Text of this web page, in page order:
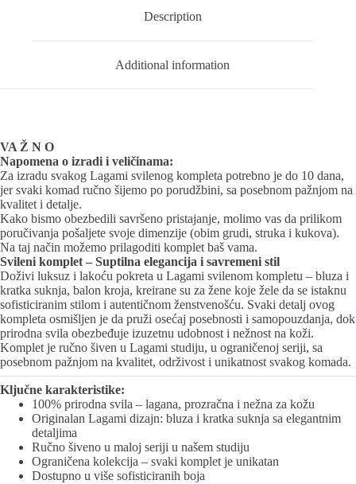
Description
Additional information
VA Ž N O
Napomena o izradi i veličinama:
Za izradu svakog Lagami svilenog kompleta potrebno je do 10 dana,
jer svaki komad ručno šijemo po porudžbini, sa posebnom pažnjom na
kvalitet i detalje.
Kako bismo obezbedili savršeno pristajanje, molimo vas da prilikom
poručivanja pošaljete svoje dimenzije (obim grudi, struka i kukova).
Na taj način možemo prilagoditi komplet baš vama.
Svileni komplet – Suptilna elegancija i savremeni stil
Doživi luksuz i lakoću pokreta u Lagami svilenom kompletu – bluza i
kratka suknja, balon kroja, kreirane su za žene koje žele da se istaknu
sofisticiranim stilom i autentičnom ženstvenošću. Svaki detalj ovog
kompleta osmišljen je da pruži osećaj posebnosti i samopouzdanja, dok
prirodna svila obezbeđuje izuzetnu udobnost i nežnost na koži.
Komplet je ručno šiven u Lagami studiju, u ograničenoj seriji, sa
posebnom pažnjom na kvalitet, održivost i unikatnost svakog komada.
Ključne karakteristike:
100% prirodna svila – lagana, prozračna i nežna za kožu
Originalan Lagami dizajn: bluza i kratka suknja sa elegantnim
detaljima
Ručno šiveno u maloj seriji u našem studiju
Ograničena kolekcija – svaki komplet je unikatan
Dostupno u više sofisticiranih boja